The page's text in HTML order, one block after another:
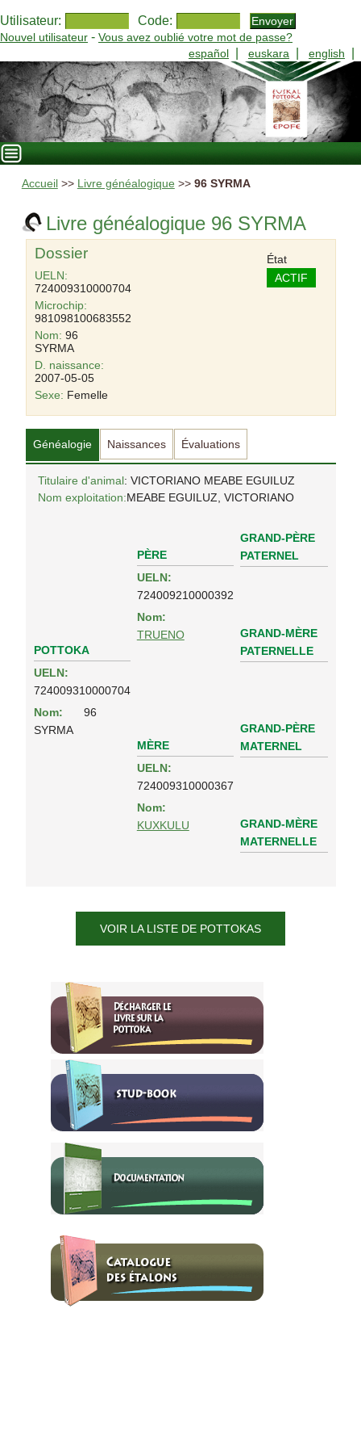
Utilisateur: Code:
Nouvel utilisateur - Vous avez oublié votre mot de passe?
español
euskara english
Accueil >> Livre généalogique >> 96 SYRMA
Livre généalogique 96 SYRMA
Dossier
UELN:
724009310000704
Microchip:
981098100683552
Nom: 96
SYRMA
D. naissance:
2007-05-05
Sexe: Femelle
État
ACTIF
Généalogie Naissances Évaluations
Titulaire d'animal: VICTORIANO MEABE EGUILUZ
Nom exploitation:MEABE EGUILUZ, VICTORIANO
POTTOKA
UELN:
724009310000704
Nom:
96
SYRMA
PÈRE
UELN:
724009210000392
Nom:
TRUENO
GRAND-PÈRE
PATERNEL
GRAND-MÈRE
PATERNELLE
MÈRE
UELN:
724009310000367
Nom:
KUXKULU
GRAND-PÈRE
MATERNEL
GRAND-MÈRE
MATERNELLE
VOIR LA LISTE DE POTTOKAS